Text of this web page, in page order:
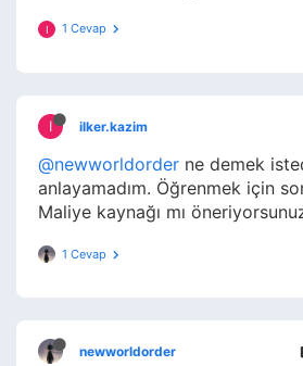
I 1 Cevap
I ilker.kazim
@newworldorder ne demek
anlayamadım. Öğrenmek için
Maliye kaynağı mı
1 Cevap
newworldorder